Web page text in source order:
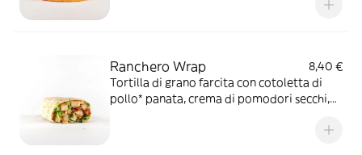
Ranchero Wrap
8,40 €
Tortilla di grano farcita con cotoletta di
pollo* panata, crema di pomodori secchi,